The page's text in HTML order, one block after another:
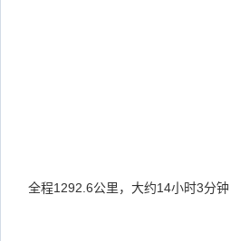
全程1292.6公里，大约14小时3分钟